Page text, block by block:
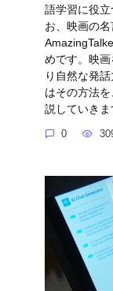
語学習に役
お、映画の名
めです。映
り自然な発
はその方法
説していきま
0